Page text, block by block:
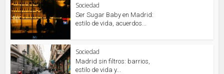
Sociedad
Ser Sugar Baby en Madrid:
estilo de vida, acuerdos...
Sociedad
Madrid sin filtros: barrios,
estilo de vida y...